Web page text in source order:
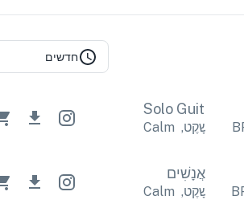
חדשים
Solo Guitar
שָׁקֶט,
Calm
אֲנָשִׁים
שָׁקֶט,
Calm